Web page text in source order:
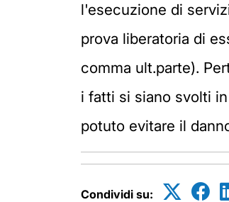
l'esecuzione di
prova liberatoria di
comma ult.parte).
i fatti si siano svolti
potuto evitare il
Condividi su: